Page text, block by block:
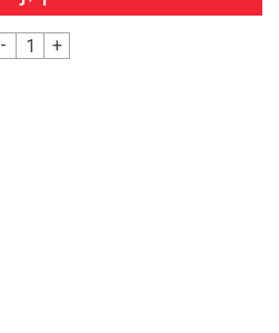
- +